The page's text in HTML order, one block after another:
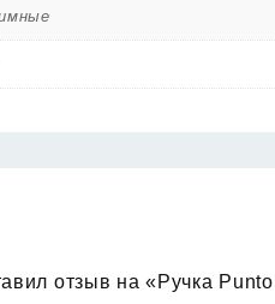
отзыв на «Ручка